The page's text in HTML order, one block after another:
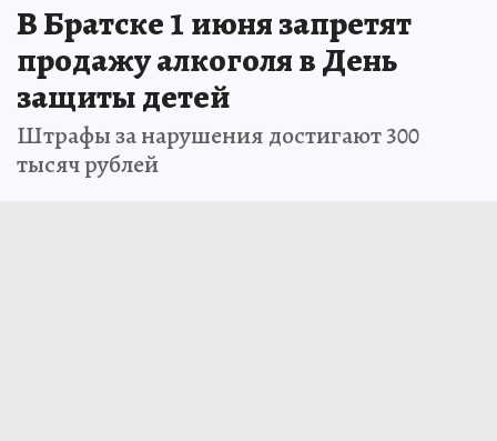
В Братске 1 июня запретят
продажу алкоголя в День
защиты детей
Штрафы за нарушения достигают 300
тысяч рублей